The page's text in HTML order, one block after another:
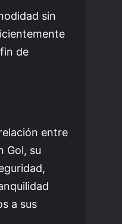
sin
de
entre
Gol, su
a sus